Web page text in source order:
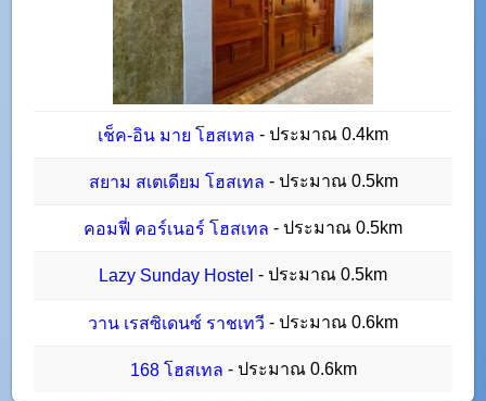
เช็ค-อิน มาย โฮสเทล - ประมาณ 0.4km
สยาม สเตเดียม โฮสเทล - ประมาณ 0.5km
คอมฟี่ คอร์เนอร์ โฮสเทล - ประมาณ 0.5km
Lazy Sunday Hostel - ประมาณ 0.5km
วาน เรสซิเดนซ์ ราชเทวี - ประมาณ 0.6km
168 โฮสเทล - ประมาณ 0.6km